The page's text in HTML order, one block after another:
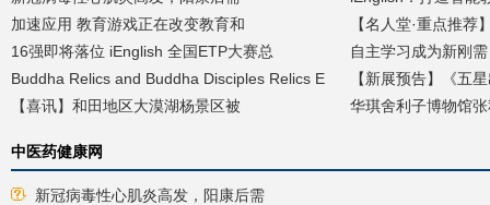
加速应用 教育游戏正在改变教育和
【名人堂·重点推荐
16强即将落位 iEnglish 全国ETP大赛总
自主学习成为新刚
Buddha Relics and Buddha Disciples Relics E
【新展预告】《五
【喜讯】和田地区大漠湖杨景区被
华琪舍利子博物馆
中医药健康网
新冠病毒性心肌炎高发，阳康后需